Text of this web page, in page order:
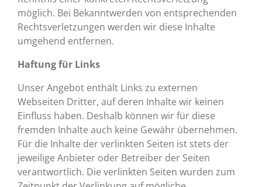
möglich. Bei Bekanntwerden von entsprechenden
Rechtsverletzungen werden wir diese Inhalte
umgehend entfernen.
Haftung für Links
Unser Angebot enthält Links zu externen
Webseiten Dritter, auf deren Inhalte wir keinen
Einfluss haben. Deshalb können wir für diese
fremden Inhalte auch keine Gewähr übernehmen.
Für die Inhalte der verlinkten Seiten ist stets der
jeweilige Anbieter oder Betreiber der Seiten
verantwortlich. Die verlinkten Seiten wurden zum